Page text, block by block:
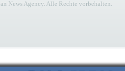
News Agency. Alle Rechte vorbehalten.